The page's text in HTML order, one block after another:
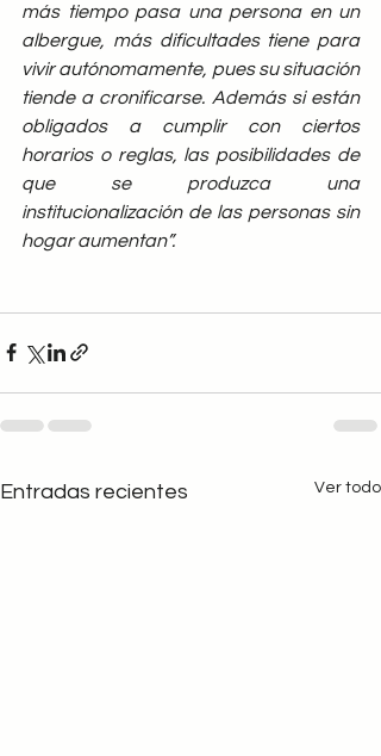
más tiempo pasa una persona en un
albergue, más dificultades tiene para
vivir autónomamente, pues su situación
tiende a cronificarse. Además si están
obligados a cumplir con ciertos
horarios o reglas, las posibilidades de
que se produzca una
institucionalización de las personas sin
hogar aumentan”.
Entradas recientes Ver todo